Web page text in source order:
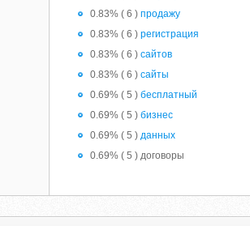
0.83% ( 6 ) продажу
0.83% ( 6 ) регистрация
0.83% ( 6 ) сайтов
0.83% ( 6 ) сайты
0.69% ( 5 ) бесплатный
0.69% ( 5 ) бизнес
0.69% ( 5 ) данных
0.69% ( 5 ) договоры